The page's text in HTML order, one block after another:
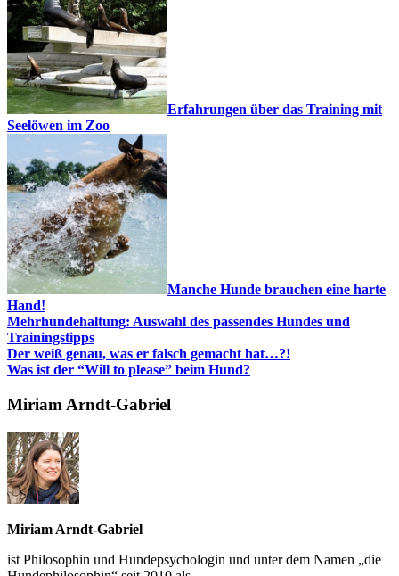
Erfahrungen über das Training mit
Seelöwen im Zoo
Manche Hunde brauchen eine harte
Hand!
Mehrhundehaltung: Auswahl des passendes Hundes und
Trainingstipps
Der weiß genau, was er falsch gemacht hat…?!
Was ist der “Will to please” beim Hund?
Miriam Arndt-Gabriel
Miriam Arndt-Gabriel
ist Philosophin und Hundepsychologin und unter dem Namen „die